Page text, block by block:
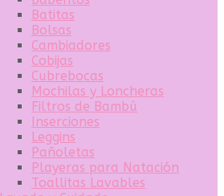
Batitas
Bolsas
Cambiadores
Cobijas
Cubrebocas
Mochilas y Loncheras
Filtros de Bambú
Inserciones
Leggins
Pañoletas
Playeras para Natación
Toallitas Lavables